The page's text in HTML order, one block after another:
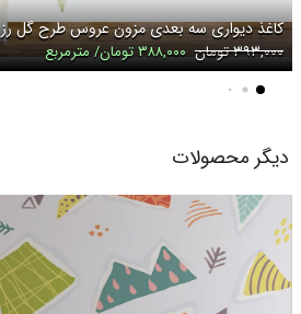
کاغذ دیواری سه بعدی مزون عروس طرح گل رز
۳۹۳,۰۰۰ تومان ۳۸۸,۰۰۰ تومان/ مترمربع
دیگر محصولات